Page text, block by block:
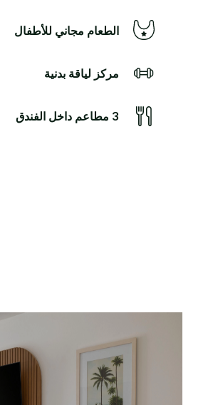
الطعام مجاني للأطفال
مركز لياقة بدنية
3 مطاعم داخل الفندق